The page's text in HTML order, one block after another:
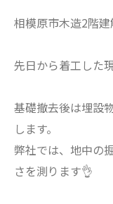
相模原市木造2階
先日から着工した
基礎撤去後は埋設
します。
弊社では、地中の
さを測ります👌